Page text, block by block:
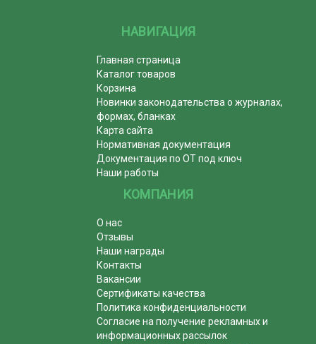
НАВИГАЦИЯ
Главная страница
Каталог товаров
Корзина
Новинки законодательства о журналах,
формах, бланках
Карта сайта
Нормативная документация
Документация по ОТ под ключ
Наши работы
КОМПАНИЯ
О нас
Отзывы
Наши награды
Контакты
Вакансии
Сертификаты качества
Политика конфиденциальности
Согласие на получение рекламных и
информационных рассылок